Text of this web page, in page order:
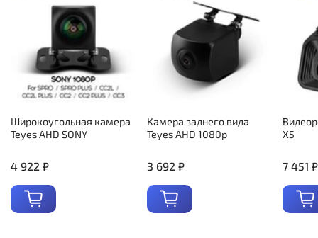
Широкоугольная камера
Teyes AHD SONY
4 922 ₽
Камера заднего вида
Teyes AHD 1080p
3 692 ₽
X5
7 451 ₽